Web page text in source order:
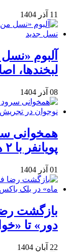
11 آذر 1404
آلبوم
لبخندها،
08 آذر 1404
همخوانی
پویانفر با ۲ هزار نوجوان در تجریش
01 آذر 1404
بازگشت
دور» تا
22 آبان 1404